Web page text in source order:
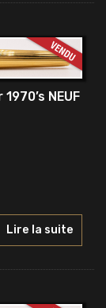
NEUF
Lire la suite